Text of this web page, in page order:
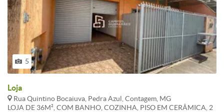
5
Loja
Rua Quintino Bocaiuva, Pedra Azul, Contagem, MG
LOJA DE 36M², COM BANHO, COZINHA, PISO EM CERÂMICA, 2